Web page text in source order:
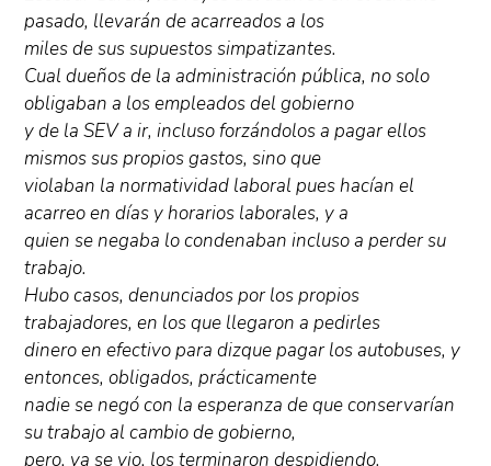
pasado, llevarán de acarreados a los
miles de sus supuestos simpatizantes.
Cual dueños de la administración pública, no solo
obligaban a los empleados del gobierno
y de la SEV a ir, incluso forzándolos a pagar ellos
mismos sus propios gastos, sino que
violaban la normatividad laboral pues hacían el
acarreo en días y horarios laborales, y a
quien se negaba lo condenaban incluso a perder su
trabajo.
Hubo casos, denunciados por los propios
trabajadores, en los que llegaron a pedirles
dinero en efectivo para dizque pagar los autobuses, y
entonces, obligados, prácticamente
nadie se negó con la esperanza de que conservarían
su trabajo al cambio de gobierno,
pero, ya se vio, los terminaron despidiendo.